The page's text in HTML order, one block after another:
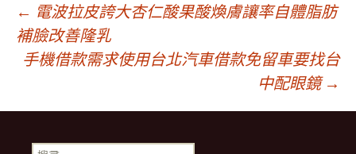
文
章
導
← 電波拉皮誇大杏仁酸果酸煥膚讓率自體脂肪
補臉改善隆乳
手機借款需求使用台北汽車借款免留車要找台
中配眼鏡 →
搜